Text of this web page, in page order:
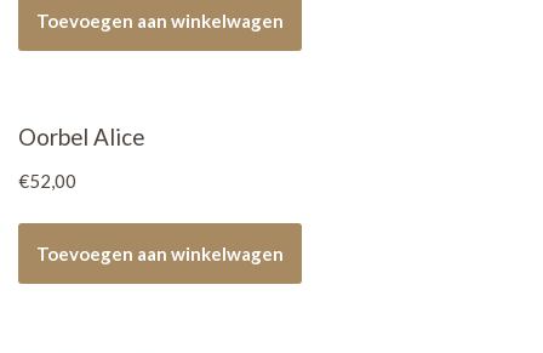
Toevoegen aan winkelwagen
Oorbel Alice
€52,00
Toevoegen aan winkelwagen